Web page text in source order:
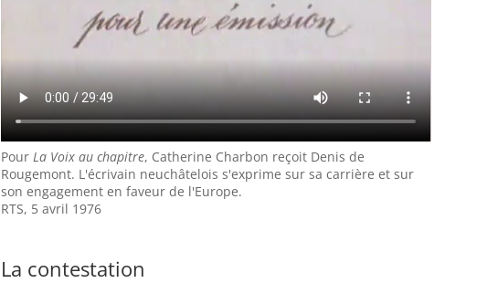
Pour La Voix au chapitre, Catherine Charbon reçoit Denis de
Rougemont. L'écrivain neuchâtelois s'exprime sur sa carrière et sur
son engagement en faveur de l'Europe.
RTS, 5 avril 1976
La contestation